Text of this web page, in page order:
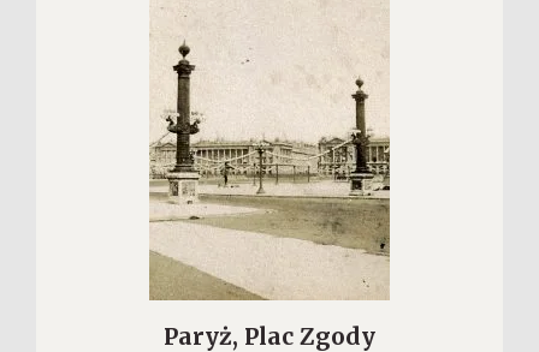
Paryż, Plac Zgody